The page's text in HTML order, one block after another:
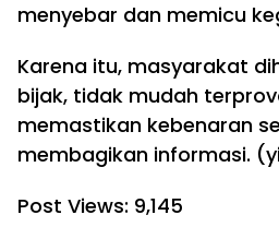
menyebar dan memicu
Karena itu, masyarakat
bijak, tidak mudah
memastikan kebenaran
membagikan informasi.
Post Views: 9,145